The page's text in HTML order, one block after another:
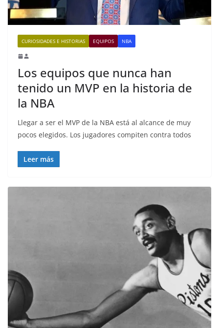
CURIOSIDADES E HISTORIAS EQUIPOS NBA
Los equipos que nunca han
tenido un MVP en la historia de
la NBA
Llegar a ser el MVP de la NBA está al alcance de muy
pocos elegidos. Los jugadores compiten contra todos
Leer más